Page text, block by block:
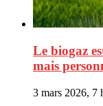
Le biogaz
mais
3 mars 2026, 7